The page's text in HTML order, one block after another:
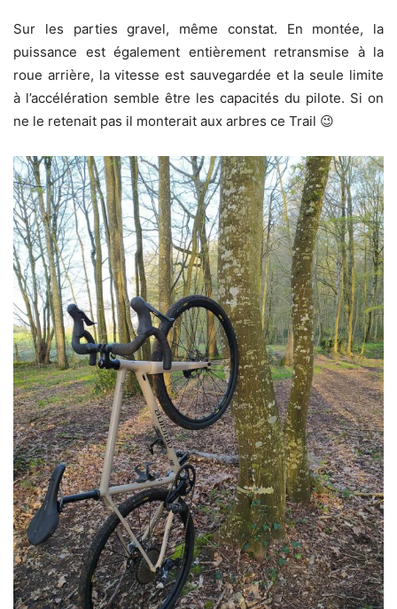
Sur les parties gravel, même constat. En montée, la
puissance est également entièrement retransmise à la
roue arrière, la vitesse est sauvegardée et la seule limite
à l’accélération semble être les capacités du pilote. Si on
ne le retenait pas il monterait aux arbres ce Trail 😉